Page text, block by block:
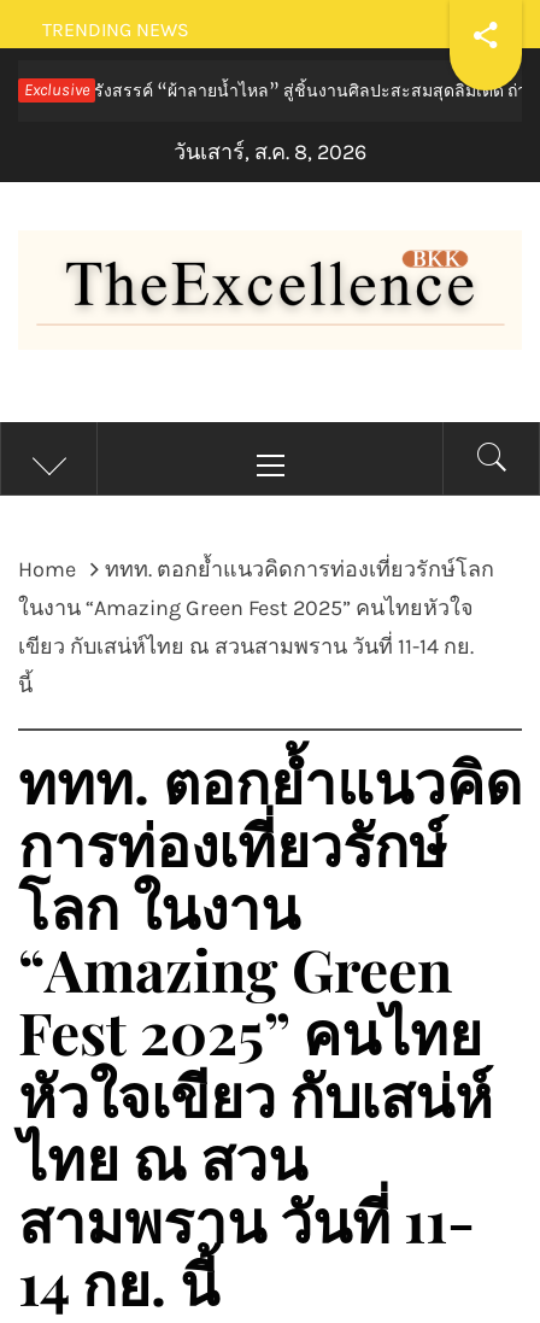
Skip
to
content
TRENDING NEWS
Exclusive
งสรรค์ “ผ้าลายน้ำไหล” สู่ชิ้นงานศิลปะสะสมสุดลิมิเต็ด ถ่ายทอดภูมิปัญ
วันเสาร์, ส.ค. 8, 2026
THE EXCELLENCE BKK
Menu
Home
ททท. ตอกย้ำแนวคิดการท่องเที่ยวรักษ์โลก
ในงาน “Amazing Green Fest 2025” คนไทยหัวใจ
เขียว กับเสน่ห์ไทย ณ สวนสามพราน วันที่ 11-14 กย.
นี้
ททท. ตอกย้ำแนวคิด
การท่องเที่ยวรักษ์
โลก ในงาน
“Amazing Green
Fest 2025” คนไทย
หัวใจเขียว กับเสน่ห์
ไทย ณ สวน
สามพราน วันที่ 11-
14 กย. นี้